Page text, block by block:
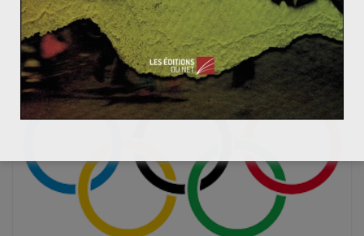
28 novembre 2013 0